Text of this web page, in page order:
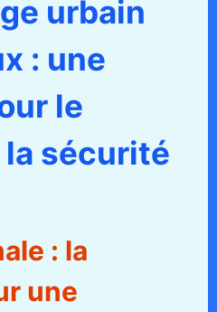
urbain
: une
le
sécurité
: la
une